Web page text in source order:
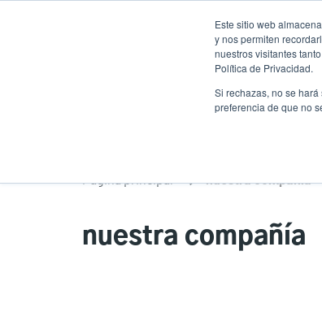
Este sitio web
y nos permiten
nuestros visitantes
Política de Privacidad.
Si rechazas, no se
preferencia de que no
Página principal nuestra compañía
nuestra compañía